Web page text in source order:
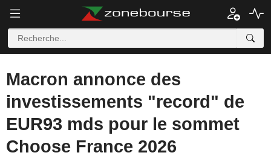
Macron annonce des
investissements "record" de
EUR93 mds pour le sommet
Choose France 2026